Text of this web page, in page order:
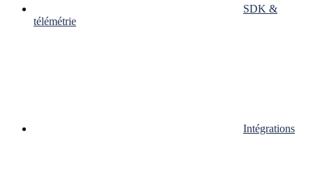
SDK &
télémétrie
Intégrations